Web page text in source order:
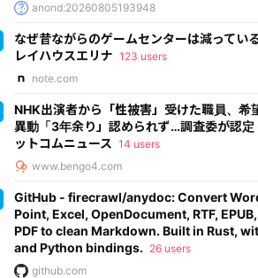
anond:20260805193948
なぜ昔ながらのゲームセンターは減ってい
レイハウスエリナ 123 users
note.com
NHK出演者から「性被害」受けた職員、希
異動「3年余り」認められず…調査委が認定
ットコムニュース 14 users
www.bengo4.com
GitHub - firecrawl/anydoc: Convert
Point, Excel, OpenDocument, RTF,
PDF to clean Markdown. Built in Rust,
and Python bindings. 26 users
github.com